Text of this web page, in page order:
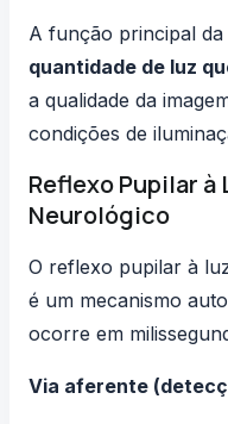
A função principal da
quantidade de luz
a qualidade da
condições de
Reflexo Pupilar à
Neurológico
O reflexo pupilar à
é um mecanismo
ocorre em
Via aferente